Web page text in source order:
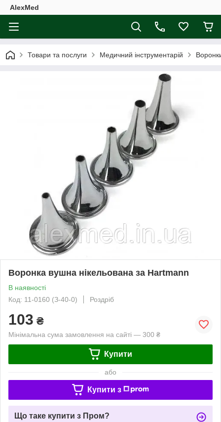
AlexMed
Товари та послуги Медичний інструментарій
Воронка вушна нікельована за Hartmann
В наявності
Код: 11-0160 (З-40-0)
Роздріб
103 ₴
Мінімальна сума замовлення на сайті — 300 ₴
Купити
або
Купити з
Що таке купити з Пром?